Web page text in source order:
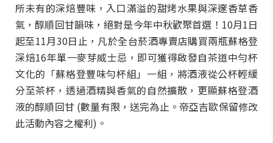
所未有的深焙豐味，入口滿溢的甜烤水果與深邃香草香
氣，醇順回甘韻味，絕對是今年中秋歡聚首選！10月1日
起至11月30日止，凡於全台菸酒專賣店購買兩瓶蘇格登
深焙16年單一麥芽威士忌，即可獲得啟發自茶道中勻杯
文化的「蘇格登豐味勻杯組」一組，將酒液從公杯輕緩
分至茶杯，透過酒精與香氣的自然擴散，更顯蘇格登酒
液的醇順回甘 (數量有限，送完為止。帝亞吉歐保留修改
此活動內容之權利)。